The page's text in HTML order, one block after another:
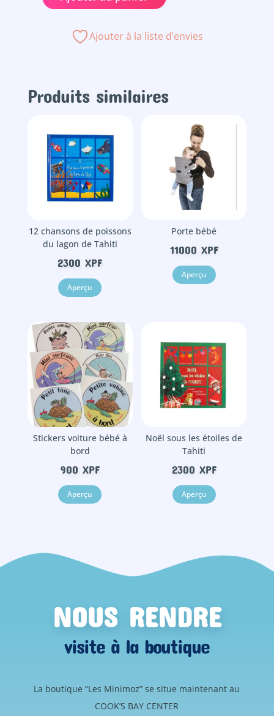
quantité
12ans
-
Ajouter à la liste d’envies
Produits similaires
12 chansons de poissons
du lagon de Tahiti
2300XPF
Aperçu
Porte bébé
11000 XPF
Aperçu
Stickers voiture bébé à
bord
900 XPF
Aperçu
Noël sous les étoiles de
Tahiti
2300 XPF
Aperçu
NOUS RENDRE
visite à la boutique
La boutique “Les Minimoz” se situe maintenant au
COOK’S BAY CENTER